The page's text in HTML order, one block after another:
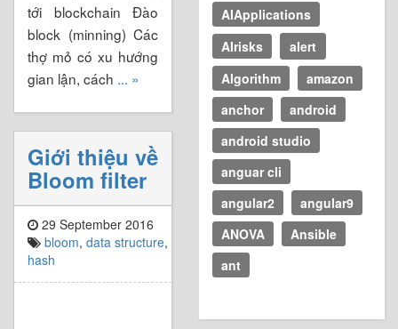
tới blockchain Đào
block (minning) Các
thợ mỏ có xu hướng
gian lận, cách ... »
Giới thiệu về
Bloom filter
29 September 2016
bloom, data structure,
hash
AIApplications
AIrisks
alert
Algorithm
amazon
anchor
android
android studio
anguar cli
angular2
angular9
ANOVA
Ansible
ant